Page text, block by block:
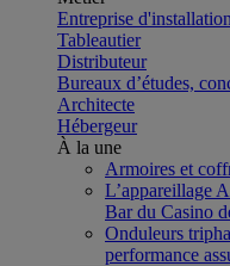
Entreprise
Tableautier
Distributeur
Bureaux d’études,
Architecte
Hébergeur
À la une
Armoires et
L’appareillage
Bar du Casino
Onduleurs
performance